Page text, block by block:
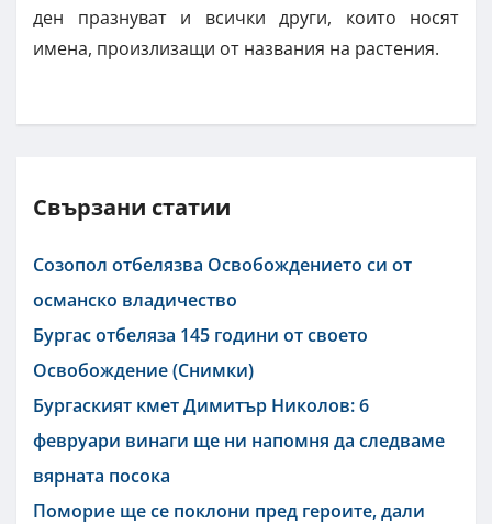
ден празнуват и всички други, които носят
имена, произлизащи от названия на растения.
Свързани статии
Созопол отбелязва Освобождението си от
османско владичество
Бургас отбеляза 145 години от своето
Освобождение (Снимки)
Бургаският кмет Димитър Николов: 6
февруари винаги ще ни напомня да следваме
вярната посока
Поморие ще се поклони пред героите, дали